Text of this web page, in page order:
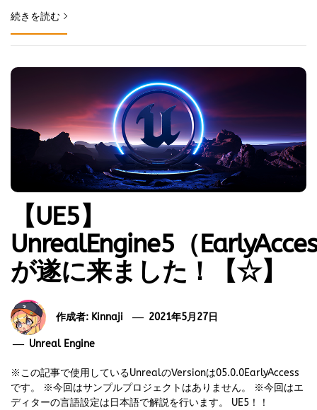
続きを読む
【UE5】
UnrealEngine5（
が遂に来ました！【☆】
作成者: Kinnaji 2021年5月27日
Unreal Engine
※この記事で使用しているUnrealのVersionは05.0.0EarlyAccess
です。 ※今回はサンプルプロジェクトはありません。 ※今回はエ
ディターの言語設定は日本語で解説を行います。 UE5！！